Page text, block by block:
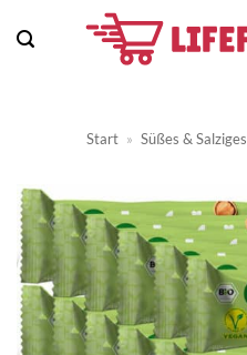
Inhalt
Start » Süßes & Salziges